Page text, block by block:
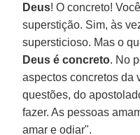
Deus! O concreto!
superstição. Sim, às
supersticioso. Mas o
Deus é concreto. No
aspectos concretos da
questões, do
fazer. As pessoas
amar e odiar".